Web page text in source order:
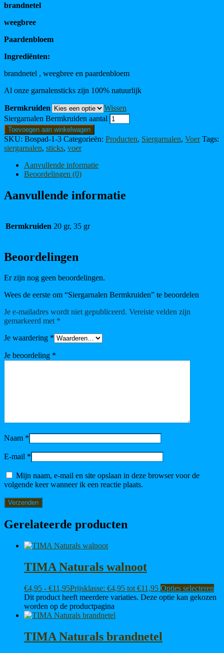
brandnetel
weegbree
Paardenbloem
Ingrediënten:
brandnetel , weegbree en paardenbloem
Al onze garnalensticks zijn 100% natuurlijk
Bermkruiden
Wissen
Siergarnalen Bermkruiden aantal
Toevoegen aan winkelwagen
SKU: Bospad-1-3 Categorieën: Producten, Siergarnalen, Voer Tags:
siergarnalen, sticks, voer
Aanvullende informatie
Beoordelingen (0)
Aanvullende informatie
Bermkruiden 20 gr, 35 gr
Beoordelingen
Er zijn nog geen beoordelingen.
Wees de eerste om “Siergarnalen Bermkruiden” te beoordelen
Je e-mailadres wordt niet gepubliceerd. Vereiste velden zijn
gemarkeerd met *
Je waardering *
Je beoordeling *
Naam *
E-mail *
Mijn naam, e-mail en site opslaan in deze browser voor de
volgende keer wanneer ik een reactie plaats.
Gerelateerde producten
TIMA Naturals walnoot
€4,95 - €11,95Prijsklasse: €4,95 tot €11,95 Opties selecteren
Dit product heeft meerdere variaties. Deze optie kan gekozen
worden op de productpagina
TIMA Naturals brandnetel